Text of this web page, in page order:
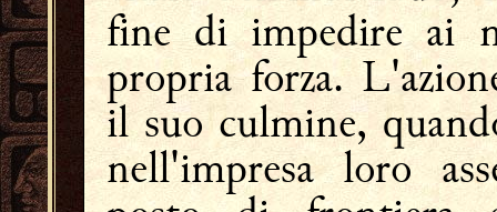
fine di impedire ai
propria forza.
il suo culmine,
nell'impresa loro